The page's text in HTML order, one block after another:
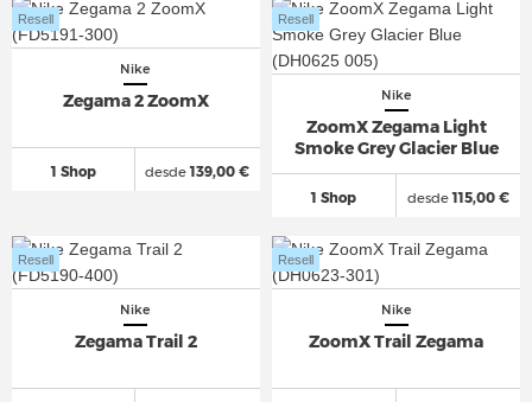
Nike
Zegama 2 ZoomX
1 Shop
Resell
desde139,00 €
Nike
ZoomX Zegama Light
Smoke Grey Glacier Blue
1 Shop
Resell
desde115,00 €
Nike
Zegama Trail 2
Resell
Nike
ZoomX Trail Zegama
Resell